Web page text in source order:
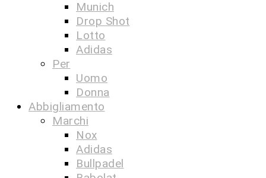
Munich
Drop Shot
Lotto
Adidas
Per
Uomo
Donna
Abbigliamento
Marchi
Nox
Adidas
Bullpadel